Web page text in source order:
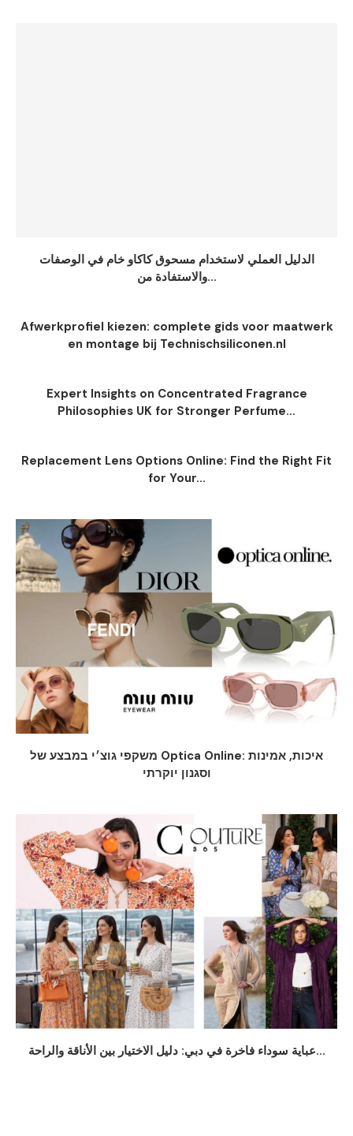
الدليل العملي لاستخدام مسحوق كاكاو خام في الوصفات
والاستفادة من...
Afwerkprofiel kiezen: complete gids voor maatwerk
en montage bij Technischsiliconen.nl
Expert Insights on Concentrated Fragrance
Philosophies UK for Stronger Perfume...
Replacement Lens Options Online: Find the Right Fit
for Your...
משקפי גוצ׳י במבצע של Optica Online: איכות, אמינות
וסגנון יוקרתי
عباية سوداء فاخرة في دبي: دليل الاختيار بين الأناقة والراحة...